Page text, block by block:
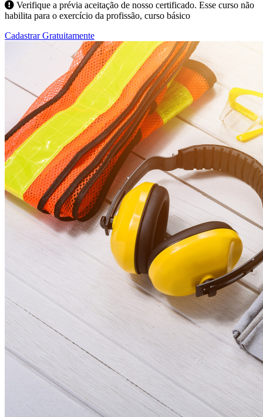
Verifique a prévia aceitação de nosso certificado. Esse curso não
habilita para o exercício da profissão, curso básico
Cadastrar Gratuitamente